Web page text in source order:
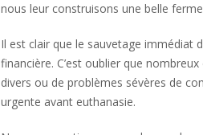
nous leur construisons une belle
Il est clair que le sauvetage immédiat
financière. C’est oublier que
divers ou de problèmes sévères de
urgente avant euthanasie.